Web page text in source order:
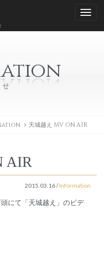
天城越え MV ON AIR
AIR
2015.03.16/Information
にて「天城越え」のビデ